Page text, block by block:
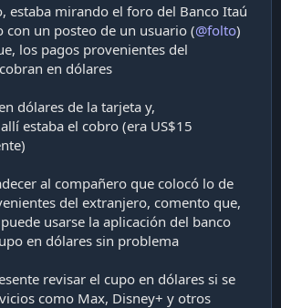
estaba mirando el foro del Banco Itaú
con un posteo de un usuario (@folto)
los pagos provenientes del
en dólares
dólares de la tarjeta y,
estaba el cobro (era US$15
al compañero que colocó lo de
del extranjero, comento que,
usarse la aplicación del banco
en dólares sin problema
revisar el cupo en dólares si se
como Max, Disney+ y otros